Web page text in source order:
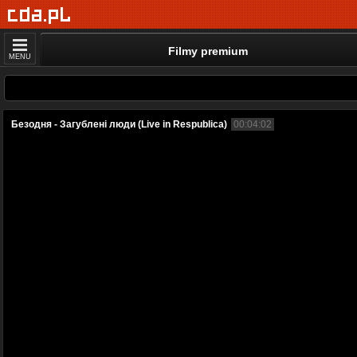
MENU Filmy premium
Безодня - Загублені люди (Live in Respublica) 00:04:02